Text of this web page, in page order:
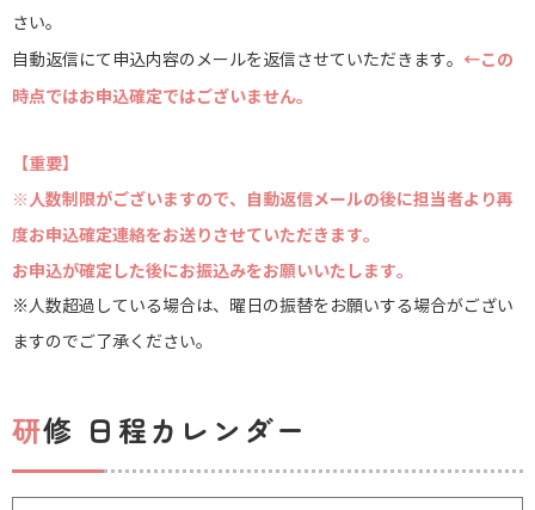
さい。
自動返信にて申込内容のメールを返信させていただきます。 ←この
時点ではお申込確定ではございません。
【重要】
※人数制限がございますので、自動返信メールの後に担当者より再
度お申込確定連絡をお送りさせていただきます。
お申込が確定した後にお振込みをお願いいたします。
※人数超過している場合は、曜日の振替をお願いする場合がござい
ますのでご了承ください。
研修 日程カレンダー